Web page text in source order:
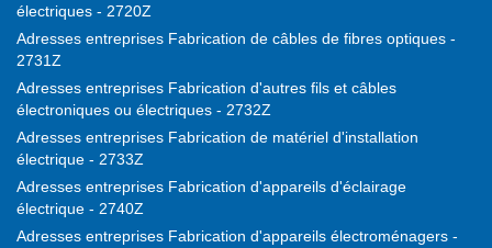
électriques - 2720Z
Adresses entreprises Fabrication de câbles de fibres optiques -
2731Z
Adresses entreprises Fabrication d'autres fils et câbles
électroniques ou électriques - 2732Z
Adresses entreprises Fabrication de matériel d'installation
électrique - 2733Z
Adresses entreprises Fabrication d'appareils d'éclairage
électrique - 2740Z
Adresses entreprises Fabrication d'appareils électroménagers -